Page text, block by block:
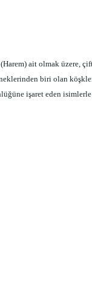
ait olmak üzere,
biri olan
işaret eden